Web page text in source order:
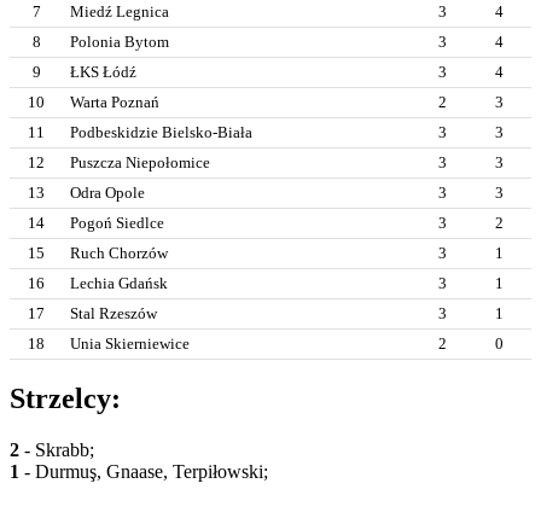
7
Miedź Legnica 3
4
8
Polonia Bytom 3
4
9
ŁKS Łódź 3
4
10
Warta Poznań 2
3
11
Podbeskidzie Bielsko-Biała 3
3
12
Puszcza Niepołomice 3
3
13
Odra Opole 3
3
14
Pogoń Siedlce 3
2
15
Ruch Chorzów 3
1
16
Lechia Gdańsk 3
1
17
Stal Rzeszów 3
1
18
Unia Skierniewice 2 0
Strzelcy:
2 - Skrabb;
1 - Durmuş, Gnaase, Terpiłowski;